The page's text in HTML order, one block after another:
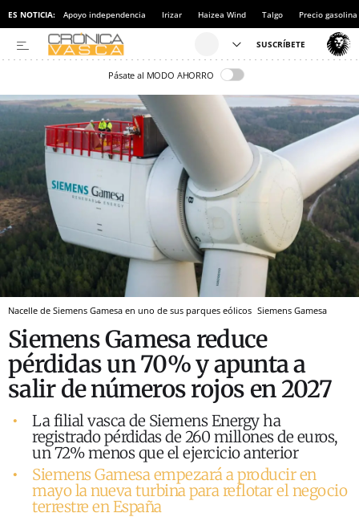
ES NOTICIA: Apoyo independencia Irizar Haizea Wind Talgo Precio gasolina
Pásate al MODO AHORRO
Nacelle de Siemens Gamesa en uno de sus parques eólicos Siemens Gamesa
Siemens Gamesa reduce
pérdidas un 70% y apunta a
salir de números rojos en 2027
La filial vasca de Siemens Energy ha
registrado pérdidas de 260 millones de euros,
un 72% menos que el ejercicio anterior
Siemens Gamesa empezará a producir en
mayo la nueva turbina para reflotar el negocio
terrestre en España